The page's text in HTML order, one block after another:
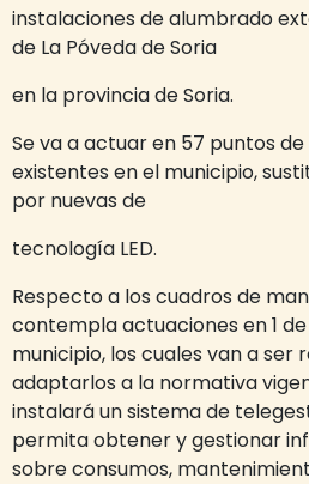
instalaciones de alumbrado
de La Póveda de Soria
en la provincia de Soria.
Se va a actuar en 57 puntos de
existentes en el municipio,
por nuevas de
tecnología LED.
Respecto a los cuadros de
contempla actuaciones en 1
municipio, los cuales van a ser
adaptarlos a la normativa
instalará un sistema de
permita obtener y gestionar
sobre consumos,